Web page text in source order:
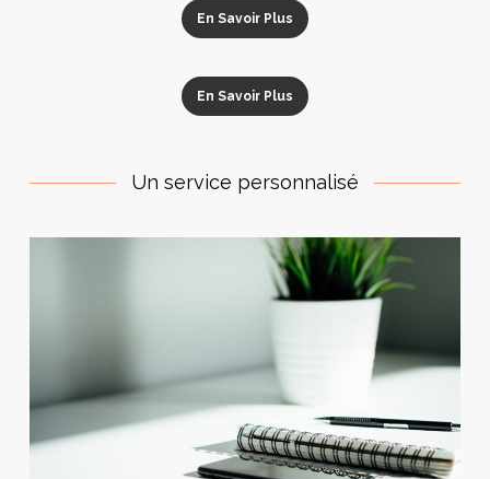
En Savoir Plus
En Savoir Plus
Un service personnalisé